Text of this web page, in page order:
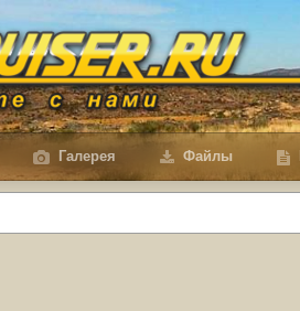
Галерея Файлы